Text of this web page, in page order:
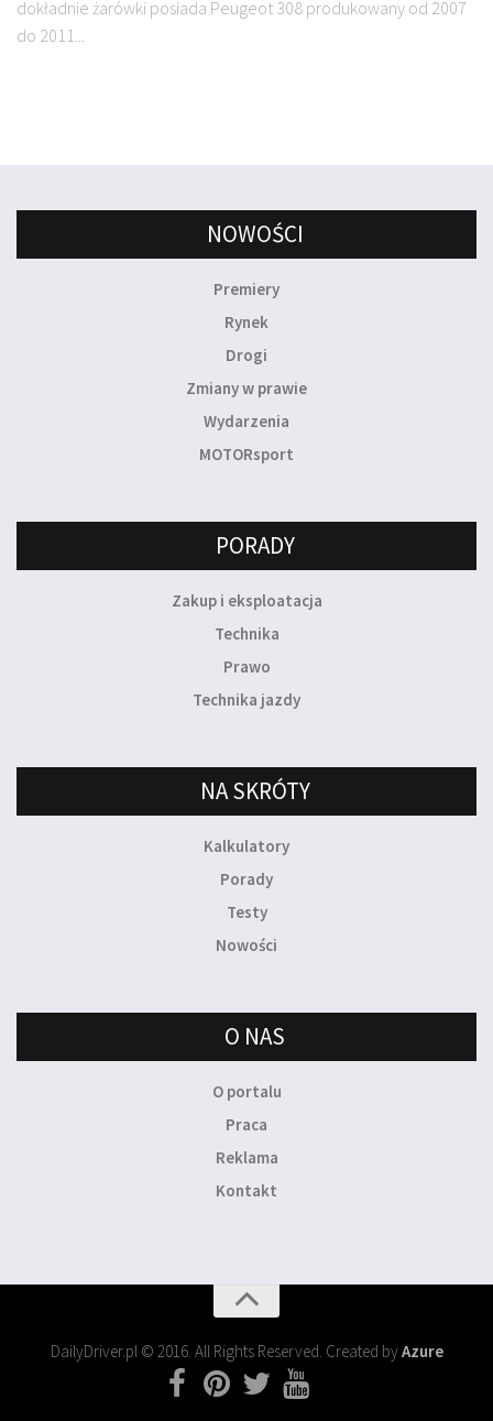
dokładnie żarówki posiada Peugeot 308 produkowany od 2007
do 2011...
NOWOŚCI
Premiery
Rynek
Drogi
Zmiany w prawie
Wydarzenia
MOTORsport
PORADY
Zakup i eksploatacja
Technika
Prawo
Technika jazdy
NA SKRÓTY
Kalkulatory
Porady
Testy
Nowości
O NAS
O portalu
Praca
Reklama
Kontakt
DailyDriver.pl © 2016. All Rights Reserved. Created byAzure